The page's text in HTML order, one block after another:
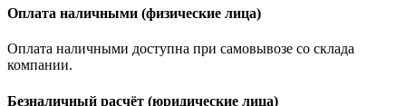
Оплата наличными (физические лица)
Оплата наличными доступна при самовывозе со склада
компании.
Безналичный расчёт (юридические лица)